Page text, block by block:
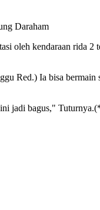
Daraham
oleh kendaraan rida 2
Red.) Ia bisa bermain
jadi bagus,"